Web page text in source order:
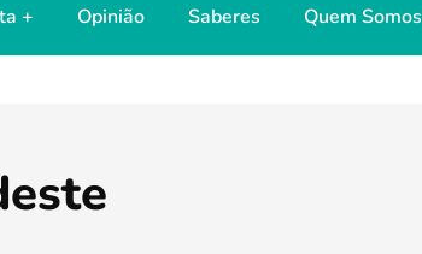
+ Opinião Saberes Quem Somos